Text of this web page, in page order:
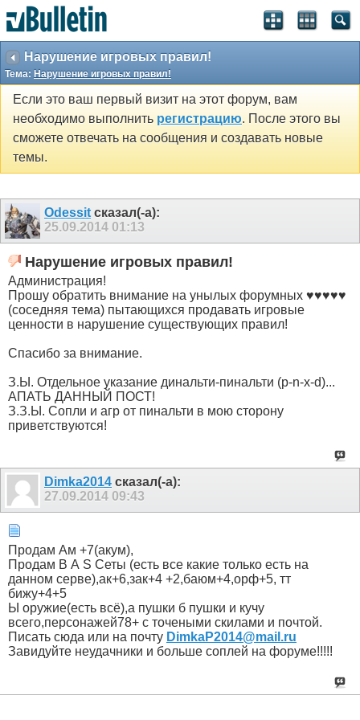
Нарушение игровых правил!
Тема: Нарушение игровых правил!
Если это ваш первый визит на этот форум, вам
необходимо выполнить регистрацию. После этого вы
сможете отвечать на сообщения и создавать новые
темы.
Odessit сказал(-а):
25.09.2014 01:13
Нарушение игровых правил!
Администрация!
Прошу обратить внимание на унылых форумных ♥♥♥♥♥
(соседняя тема) пытающихся продавать игровые
ценности в нарушение существующих правил!
Спасибо за внимание.
З.Ы. Отдельное указание динальти-пинальти (p-n-x-d)...
АПАТЬ ДАННЫЙ ПОСТ!
З.З.Ы. Сопли и агр от пинальти в мою сторону
приветствуются!
Dimka2014 сказал(-а):
27.09.2014 09:43
Продам Ам +7(акум),
Продам В А S Сеты (есть все какие только есть на
данном серве),ак+6,зак+4 +2,баюм+4,орф+5, тт
бижу+4+5
Ы оружие(есть всё),а пушки б пушки и кучу
всего,персонажей78+ c точеными скилами и почтой.
Писать сюда или на почту DimkaP2014@mail.ru
Завидуйте неудачники и больше соплей на форуме!!!!!